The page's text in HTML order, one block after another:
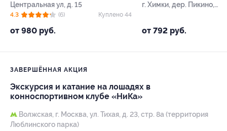
Центральная ул, д. 15
от 980 руб.
4.3 (6) Куплено 44
г. Химки, дер. Пикино,
от 792 руб.
ЗАВЕРШЁННАЯ АКЦИЯ
Экскурсия и катание на лошадях в
конноспортивном клубе «НиКа»
Волжская, г. Москва, ул. Тихая, д. 23, стр. 8а (территория
Люблинского парка)